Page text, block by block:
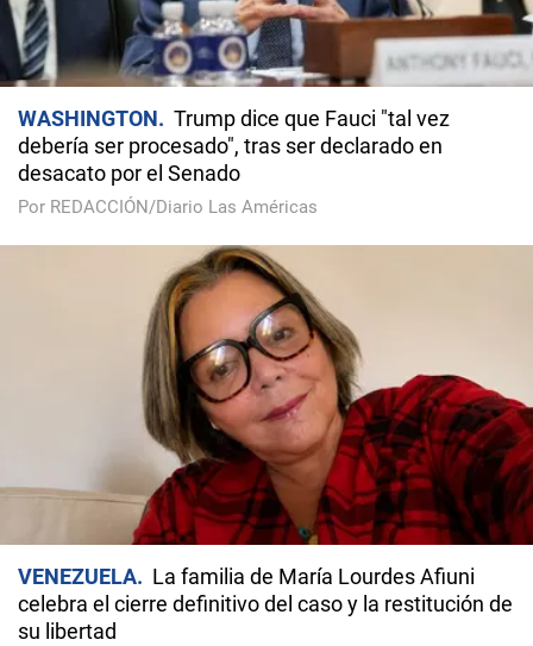
WASHINGTON
Trump dice que Fauci "tal vez
debería ser procesado", tras ser declarado en
desacato por el Senado
Por REDACCIÓN/Diario Las Américas
VENEZUELA
La familia de María Lourdes Afiuni
celebra el cierre definitivo del caso y la restitución de
su libertad